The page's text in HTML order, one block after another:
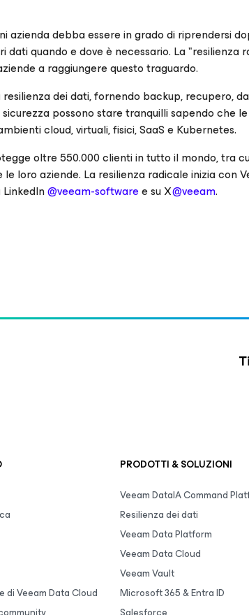
azienda debba essere in grado di riprendersi
quando e dove è necessario. La "resilienza
a raggiungere questo traguardo.
dei dati, fornendo backup, recupero,
possono stare tranquilli sapendo che
cloud, virtuali, fisici, SaaS e Kubernetes.
oltre 550.000 clienti in tutto il mondo, tra
loro aziende. La resilienza radicale inizia con
@veeam-softwaree su X@veeam.
di Veeam Data Cloud
PRODOTTI & SOLUZIONI
Veeam DataIA Command
Resilienza dei dati
Veeam Data Platform
Veeam Data Cloud
Veeam Vault
Microsoft 365 & Entra ID